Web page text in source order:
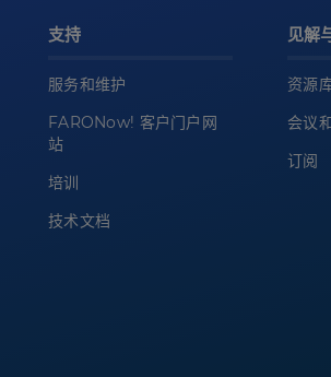
支持
服务和维护
FARONow! 客户门户网
站
培训
技术文档
见解
资源
会议
订阅